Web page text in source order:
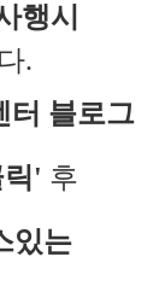
행시
.
터 블로그
' 후
있는